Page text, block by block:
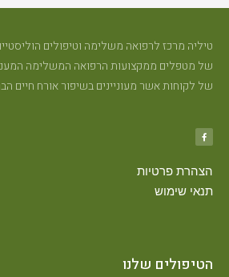
טיליה מרכז לרפואה משלימה וטיפולים
של מטפלים ממקצועות הרפואה המשלימה
של לקוחות אשר מעוניינים בשיפור אורח חיים
הצהרת פרטיות
תנאי שימוש
הטיפולים שלנו